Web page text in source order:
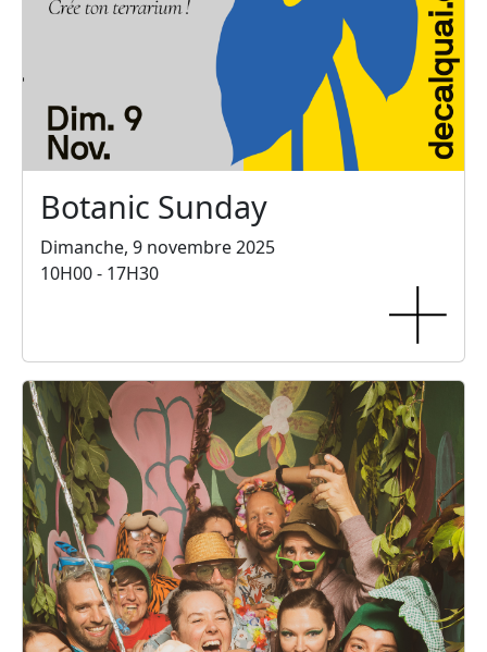
Botanic Sunday
Dimanche, 9 novembre 2025
10H00 - 17H30